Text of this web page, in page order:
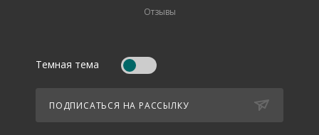
Отзывы
Темная тема
ПОДПИСАТЬСЯ НА РАССЫЛКУ